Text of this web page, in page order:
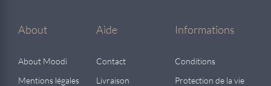
About
About Moodi
Mentions légales
Aide
Contact
Livraison
Informations
Conditions
Protection de la vie